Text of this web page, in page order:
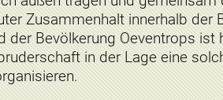
Zusammenhalt innerhalb der
der Bevölkerung Oeventrops ist
in der Lage eine